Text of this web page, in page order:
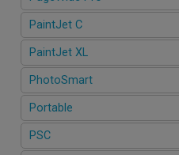
PaintJet C
PaintJet XL
PhotoSmart
Portable
PSC